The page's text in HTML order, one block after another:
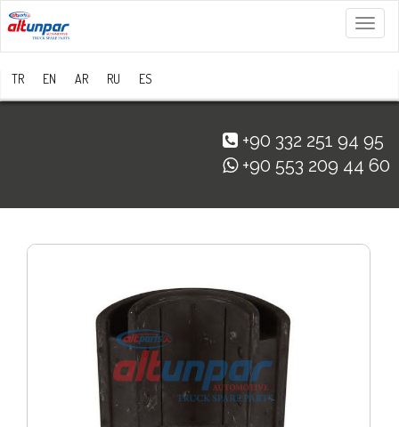
Menü
TR EN AR RU ES
+90 332 251 94 95
+90 553 209 44 60